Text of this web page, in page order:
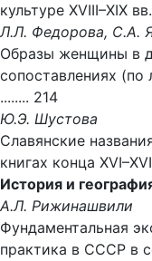
культуре XVIII–XIX
Л.Л. Федорова, С.А.
Образы женщины в
сопоставлениях (по
........ 214
Ю.Э. Шустова
Славянские
книгах конца
История и
А.Л. Рижинашвили
Фундаментальная
практика в СССР в